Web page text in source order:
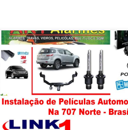
Aky Alarmes, Instalação de Alarmes e
Positron na Asa Norte -Brasília / DF Ford
Alarmes e Rastreadores Positron na Asa
/ DF Fiat Cronos , Alarmes e Rastreadores
Asa Norte -Brasília / DF Chevrolet Ônix,
Rastreadores Positron na Asa Norte -Brasília /